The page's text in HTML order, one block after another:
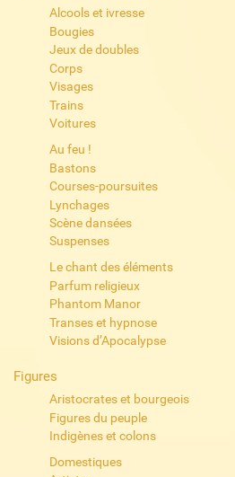
Alcools et ivresse
Bougies
Jeux de doubles
Corps
Visages
Trains
Voitures
Au feu !
Bastons
Courses-poursuites
Lynchages
Scène dansées
Suspenses
Le chant des éléments
Parfum religieux
Phantom Manor
Transes et hypnose
Visions d’Apocalypse
Figures
Aristocrates et bourgeois
Figures du peuple
Indigènes et colons
Domestiques